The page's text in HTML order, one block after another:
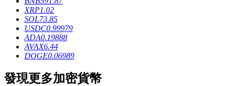
借貸寶
借貸數字貨幣，及時且安全的服務
XRP1.02
SOL73.85
USDC0.99979
ADA0.19888
AVAX6.44
DOGE0.06989
發現更多加密貨幣